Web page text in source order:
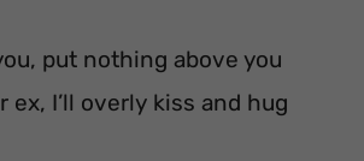
put nothing above you
ex, I’ll overly kiss and hug